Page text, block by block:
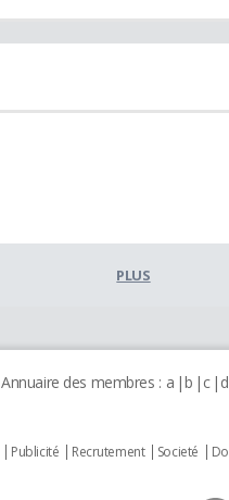
PLUS
Annuaire des membres : a b c d
Publicité Recrutement Societé